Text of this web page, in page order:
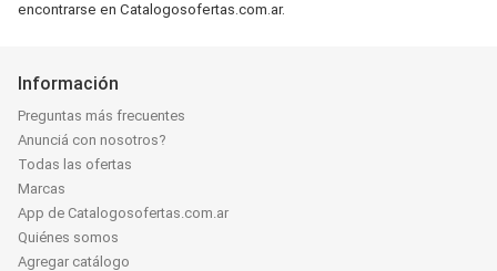
encontrarse en Catalogosofertas.com.ar.
Información
Preguntas más frecuentes
Anunciá con nosotros?
Todas las ofertas
Marcas
App de Catalogosofertas.com.ar
Quiénes somos
Agregar catálogo